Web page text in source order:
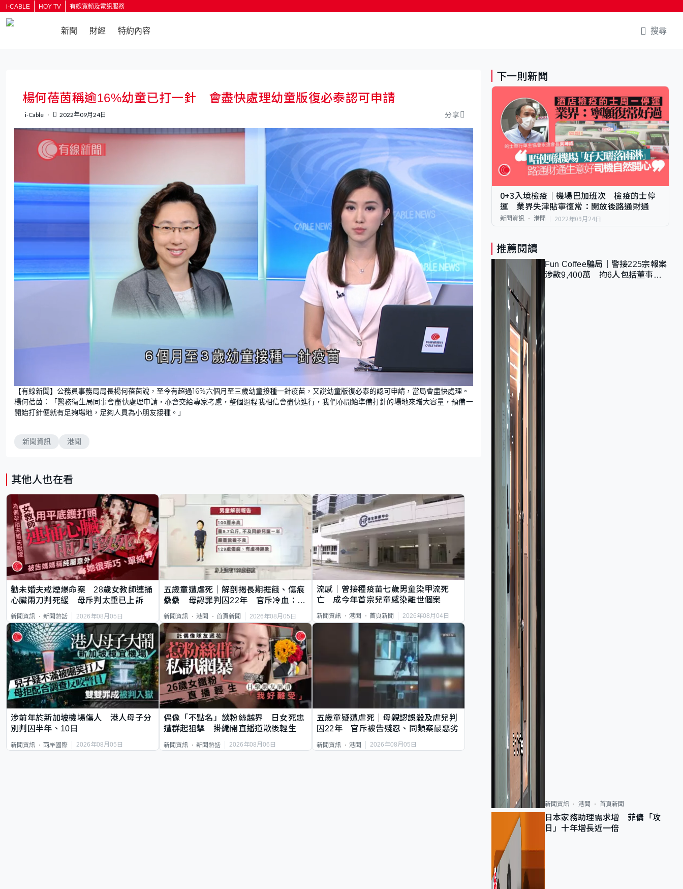
i-CABLE HOY TV 有線寬頻及電訊服務
新聞 財經 特約內容 搜尋
楊何蓓茵稱逾16%幼童已打一針 會盡快處理幼童版復必泰認可申請
i-Cable 2022年09月24日 分享
n
m
u
t
e
o
a
d
e
d
【有線新聞】公務員事務局局長楊何蓓茵說，至今有超過16%六個月至三歲幼童接種一針疫苗，又說幼童版復必泰的認可申請，當局會盡快處理。
楊何蓓茵：「醫務衞生局同事會盡快處理申請，亦會交給專家考慮，整個過程我相信會盡快進行，我們亦開始準備打針的場地來增大容量，預備一
開始打針便就有足夠場地，足夠人員為小朋友接種。」
新聞資訊 港聞
其他人也在看
勸未婚夫戒煙爆命案 28歲女教師連捅
心臟兩刀判死緩 母斥判太重已上訴
新聞資訊 新聞熱話 2026年08月05日
五歲童遭虐死｜解剖揭長期捱餓、傷痕
纍纍 母認罪判囚22年 官斥冷血：同
類案最惡劣
新聞資訊 港聞 首頁新聞 2026年08月05日
流感｜曾接種疫苗七歲男童染甲流死
亡 成今年首宗兒童感染離世個案
新聞資訊 港聞 首頁新聞 2026年08月04日
涉前年於新加坡機場傷人 港人母子分
別判囚半年、10日
新聞資訊 兩岸國際 2026年08月05日
偶像「不點名」談粉絲越界 日女死忠
遭群起狙擊 掛繩開直播道歉後輕生
新聞資訊 新聞熱話 2026年08月06日
五歲童疑遭虐死｜母親認誤殺及虐兒判
囚22年 官斥被告殘忍、同類案最惡劣
新聞資訊 港聞 2026年08月05日
下一則新聞
0+3入境檢疫｜機場巴加班次 檢疫的士停
運 業界失津貼寧復常：開放後路通財通
新聞資訊 港聞 2022年09月24日
推薦閱讀
Fun Coffee騙局｜警接225宗報案
涉款9,400萬 拘6人包括董事股
新聞資訊 港聞 首頁新聞
日本家務助理需求增 菲傭「攻
日」十年增長近一倍